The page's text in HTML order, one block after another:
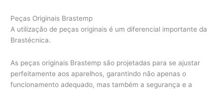
Peças Originais Brastemp
A utilização de peças originais é um diferencial importante da
Brastécnica.
As peças originais Brastemp são projetadas para se ajustar
perfeitamente aos aparelhos, garantindo não apenas o
funcionamento adequado, mas também a segurança e a